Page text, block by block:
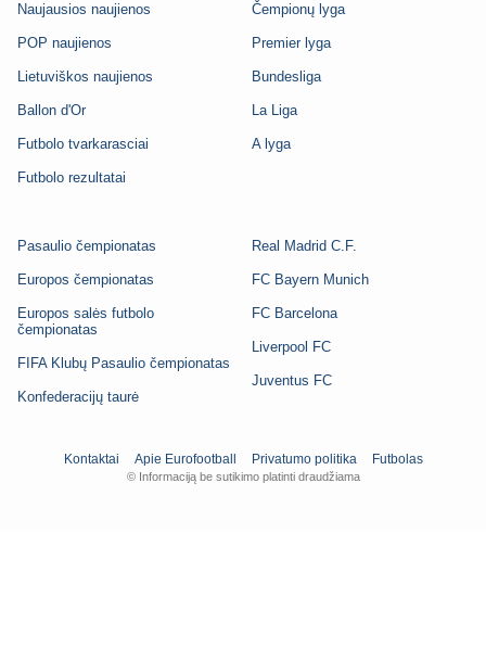
Naujausios naujienos
POP naujienos
Lietuviškos naujienos
Ballon d'Or
Futbolo tvarkarasciai
Futbolo rezultatai
Čempionų lyga
Premier lyga
Bundesliga
La Liga
A lyga
Pasaulio čempionatas
Europos čempionatas
Europos salės futbolo
čempionatas
FIFA Klubų Pasaulio čempionatas
Konfederacijų taurė
Real Madrid C.F.
FC Bayern Munich
FC Barcelona
Liverpool FC
Juventus FC
Kontaktai Apie Eurofootball Privatumo politika Futbolas
© Informaciją be sutikimo platinti draudžiama